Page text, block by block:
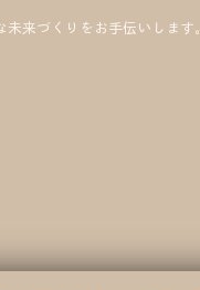
来づくりをお手伝いします